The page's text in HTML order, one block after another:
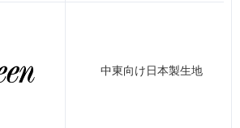
中東向け日本製生地